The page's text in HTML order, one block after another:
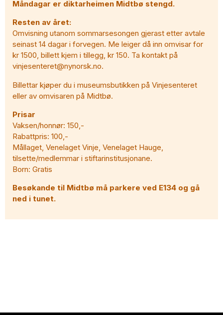
Måndagar er diktarheimen Midtbø stengd.
Resten av året:
Omvisning utanom sommarsesongen gjerast etter avtale
seinast 14 dagar i forvegen. Me leiger då inn omvisar for
kr 1500, billett kjem i tillegg, kr 150. Ta kontakt på
vinjesenteret@nynorsk.no.
Billettar kjøper du i museumsbutikken på Vinjesenteret
eller av omvisaren på Midtbø.
Prisar
Vaksen/honnør: 150,-
Rabattpris: 100,-
Mållaget, Venelaget Vinje, Venelaget Hauge,
tilsette/medlemmar i stiftarinstitusjonane.
Born: Gratis
Besøkande til Midtbø må parkere ved E134 og gå
ned i tunet.